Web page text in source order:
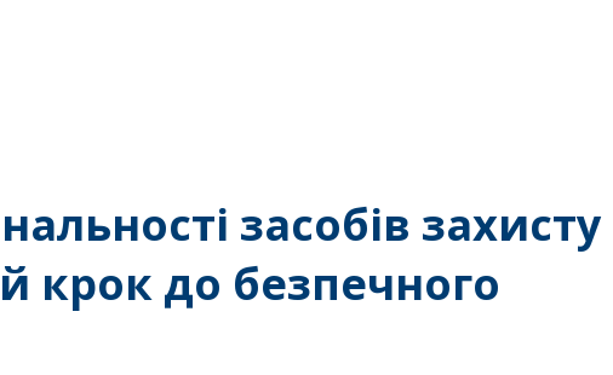
засобів захисту
крок до безпечного